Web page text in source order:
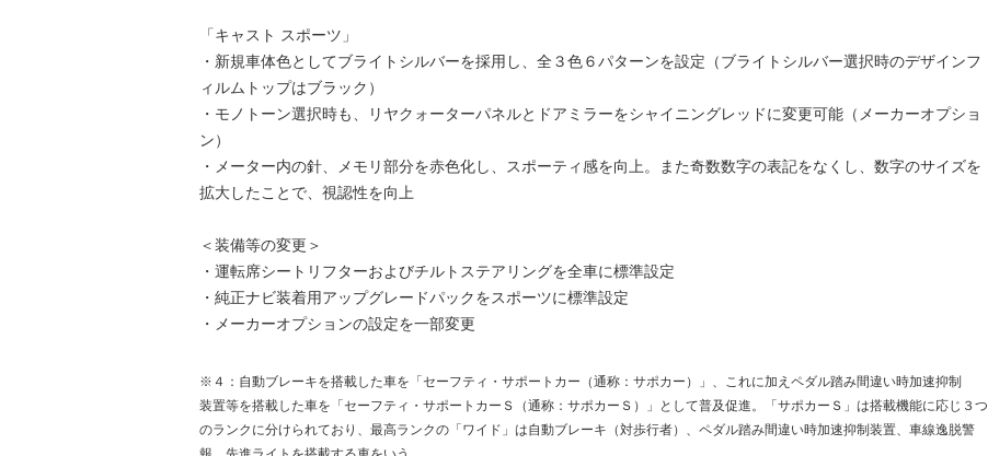
「キャスト スポーツ」
・新規車体色としてブライトシルバーを採用し、全３色６パターンを設定（ブライトシルバー選択時のデザインフ
ィルムトップはブラック）
・モノトーン選択時も、リヤクォーターパネルとドアミラーをシャイニングレッドに変更可能（メーカーオプショ
ン）
・メーター内の針、メモリ部分を赤色化し、スポーティ感を向上。また奇数数字の表記をなくし、数字のサイズを
拡大したことで、視認性を向上
＜装備等の変更＞
・運転席シートリフターおよびチルトステアリングを全車に標準設定
・純正ナビ装着用アップグレードパックをスポーツに標準設定
・メーカーオプションの設定を一部変更
※４：自動ブレーキを搭載した車を「セーフティ・サポートカー（通称：サポカー）」、これに加えペダル踏み間違い時加速抑制
装置等を搭載した車を「セーフティ・サポートカーＳ（通称：サポカーＳ）」として普及促進。「サポカーＳ」は搭載機能に応じ３つ
のランクに分けられており、最高ランクの「ワイド」は自動ブレーキ（対歩行者）、ペダル踏み間違い時加速抑制装置、車線逸脱警